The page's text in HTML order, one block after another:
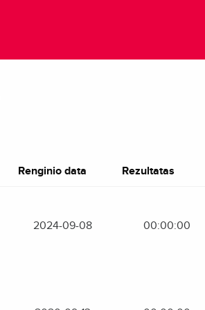
Renginio data Rezultatas
2024-09-08 00:00:00